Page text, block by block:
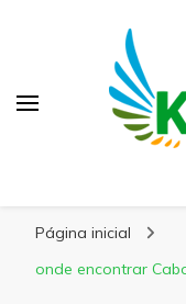
Página inicial
onde encontrar